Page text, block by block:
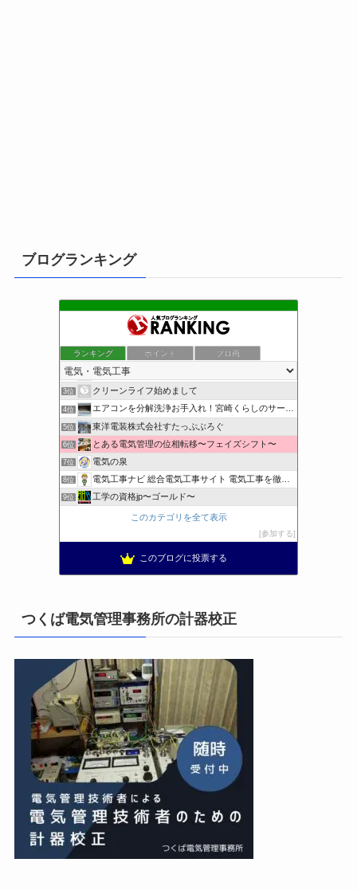
ブログランキング
ランキング ポイント ブロ画
小さな引越し屋と電気工事屋の奮闘記
2位 装置電気制御屋の・・・
3位 クリーンライフ始めまして
4位 エアコンを分解洗浄お手入れ！宮崎くらしのサービス
5位 東洋電装株式会社すたっぷぶろぐ
6位 とある電気管理の位相転移〜フェイズシフト〜
7位 電気の泉
8位 電気工事ナビ 総合電気工事サイト 電気工事を徹底解説
9位 工学の資格jp〜ゴールド〜
日置空調 | エアコン取付 鹿児島 | 鹿児島のエアコン工事
太陽光発電で、第二の年金.JP茨城県鹿嶋市赤嶺電研企画ブログ
このカテゴリを全て表示
参加する
このブログに投票する
つくば電気管理事務所の計器校正